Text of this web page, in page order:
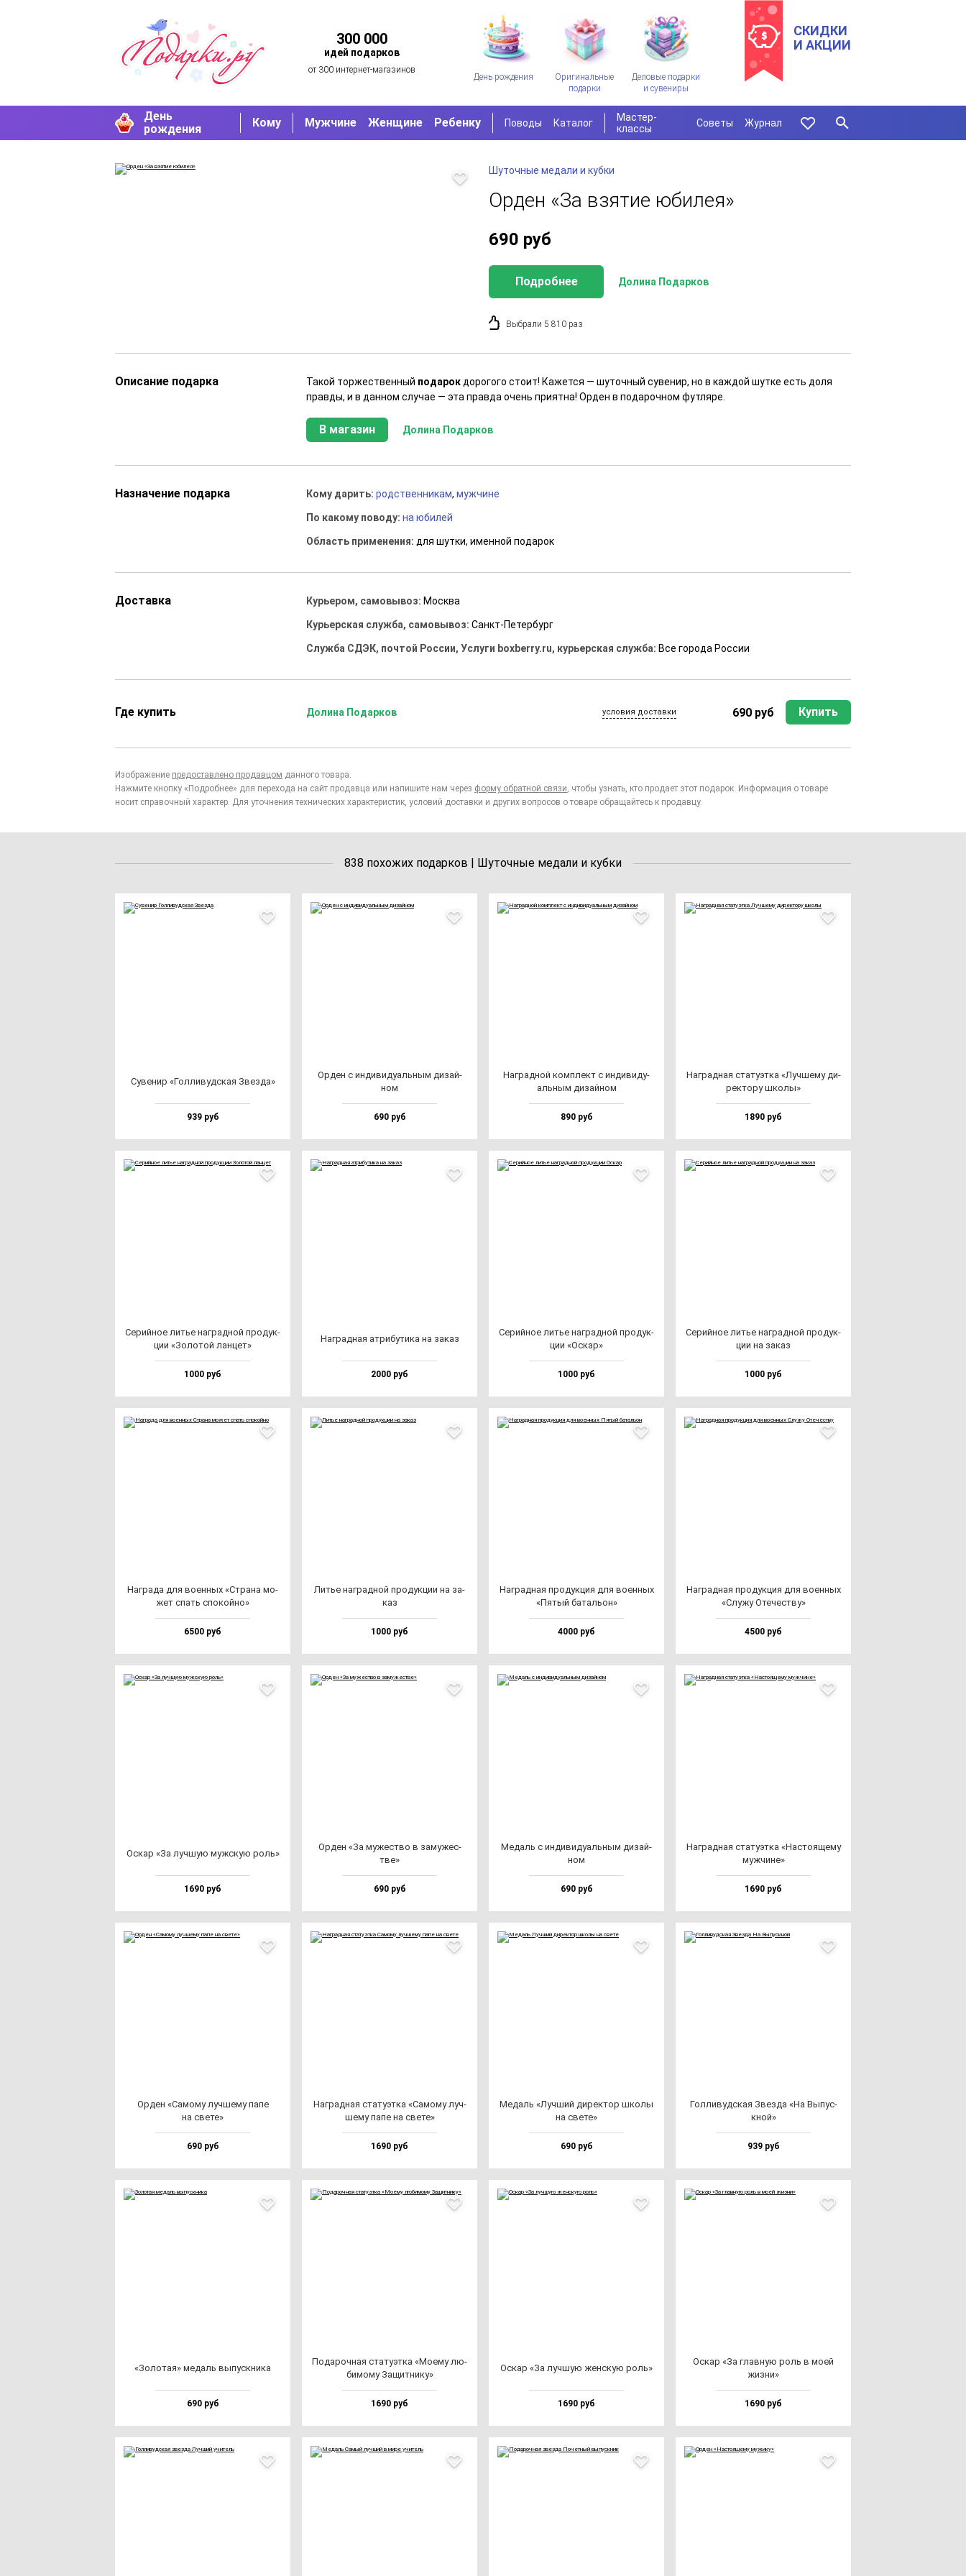
300 000
идей подарков
от 300 интернет-магазинов
День рождения
Оригинальные
подарки
Деловые подарки
и сувениры
СКИДКИ
И АКЦИИ
День
рождения
Кому Мужчине Женщине Ребенку Поводы Каталог
Мастер-
классы
Советы Журнал
Шуточные медали и кубки
Орден «За взятие юбилея»
690 руб
Подробнее Долина Подарков
Выбрали 5 810 раз
Описание подарка Такой торжественный подарокдорогого стоит! Кажется — шуточный сувенир, но в каждой шутке есть доля
правды, и в данном случае — эта правда очень приятна! Орден в подарочном футляре.
В магазин Долина Подарков
Назначение подарка Кому дарить:родственникам,мужчине
По какому поводу:на юбилей
Область применения:для шутки, именной подарок
Доставка Курьером, самовывоз: Москва
Курьерская служба, самовывоз:Санкт-Петербург
Служба СДЭК, почтой России, Услуги boxberry.ru, курьерская служба: Все города России
Где купить Долина Подарков условия доставки 690 руб Купить
Изображение предоставлено продавцом данного товара.
Нажмите кнопку «Подробнее» для перехода на сайт продавца или напишите нам через форму обратной связи, чтобы узнать, кто продает этот подарок. Информация о товаре
носит справочный характер. Для уточнения технических характеристик, условий доставки и других вопросов о товаре обращайтесь к продавцу.
838 похожих подарков | Шуточные медали и кубки
Суве­нир «Гол­ли­вуд­ская Звез­да»
939 руб
Орден с ин­ди­ви­ду­аль­ным ди­зай­
ном
690 руб
Наг­рад­ной ком­плект с ин­ди­ви­ду­
аль­ным ди­зай­ном
890 руб
Наг­рад­ная ста­ту­эт­ка «Луч­ше­му ди­
рек­то­ру шко­лы»
1890 руб
Серий­ное литье наг­рад­ной про­дук­
ции «Золо­той лан­цет»
1000 руб
Наг­рад­ная ат­ри­бу­ти­ка на за­каз
2000 руб
Серий­ное литье наг­рад­ной про­дук­
ции «Оскар»
1000 руб
Серий­ное литье наг­рад­ной про­дук­
ции на за­каз
1000 руб
Наг­ра­да для во­ен­ных «Стра­на мо­
жет спать спо­кой­но»
6500 руб
Литье наг­рад­ной про­дук­ции на за­
каз
1000 руб
Наг­рад­ная про­дук­ция для во­ен­ных
«Пятый ба­таль­он»
4000 руб
Наг­рад­ная про­дук­ция для во­ен­ных
«Слу­жу Оте­чес­тву»
4500 руб
Оскар «За луч­шую муж­скую роль»
1690 руб
Орден «За му­жес­тво в за­му­жес­
тве»
690 руб
Медаль с ин­ди­ви­ду­аль­ным ди­зай­
ном
690 руб
Наг­рад­ная ста­ту­эт­ка «Нас­то­яще­му
муж­чи­не»
1690 руб
Орден «Само­му луч­ше­му па­пе
на све­те»
690 руб
Наг­рад­ная ста­ту­эт­ка «Само­му луч­
ше­му па­пе на све­те»
1690 руб
Медаль «Луч­ший ди­рек­тор шко­лы
на све­те»
690 руб
Гол­ли­вуд­ская Звез­да «На Выпус­
кной»
939 руб
«Золо­тая» ме­даль вы­пус­кни­ка
690 руб
Пода­роч­ная ста­ту­эт­ка «Моему лю­
би­мо­му Защит­ни­ку»
1690 руб
Оскар «За луч­шую жен­скую роль»
1690 руб
Оскар «За глав­ную роль в моей
жиз­ни»
1690 руб